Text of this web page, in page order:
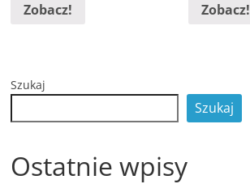
Zobacz! Zobacz!
Szukaj
Szukaj
Ostatnie wpisy